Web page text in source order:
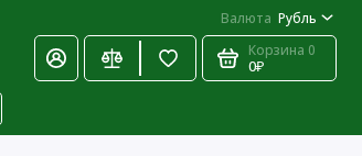
Валюта Рубль
Корзина 0
0₽